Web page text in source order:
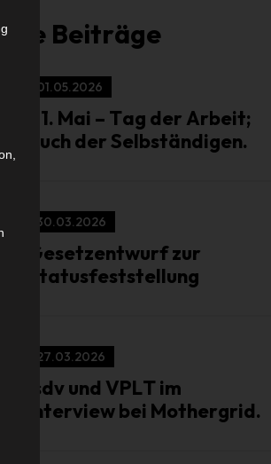
Beiträge
01.05.2026
01. Mai – Tag der Arbeit;
auch der Selbständigen.
30.03.2026
Gesetzentwurf zur
Statusfeststellung
27.03.2026
isdv und VPLT im
Interview bei Mothergrid.